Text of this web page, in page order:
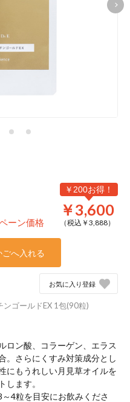
ーン価格
￥200お得！
￥3,600
（税込￥ 3,888）
へ入れる
お気に入り登録
ンゴールドEX 1包(90粒)
ロン酸、コラーゲン、エラス
。さらにくすみ対策成分とし
にもうれしい月見草オイルを
します。
4粒を目安にお飲みくださ